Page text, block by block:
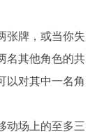
张牌，或当你失
名其他角色的共
以对其中一名角
动场上的至多三